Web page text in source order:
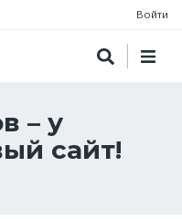
Войти
– у
сайт!